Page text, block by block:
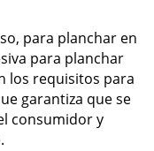
para planchar en
para planchar
los requisitos para
garantiza que se
consumidor y